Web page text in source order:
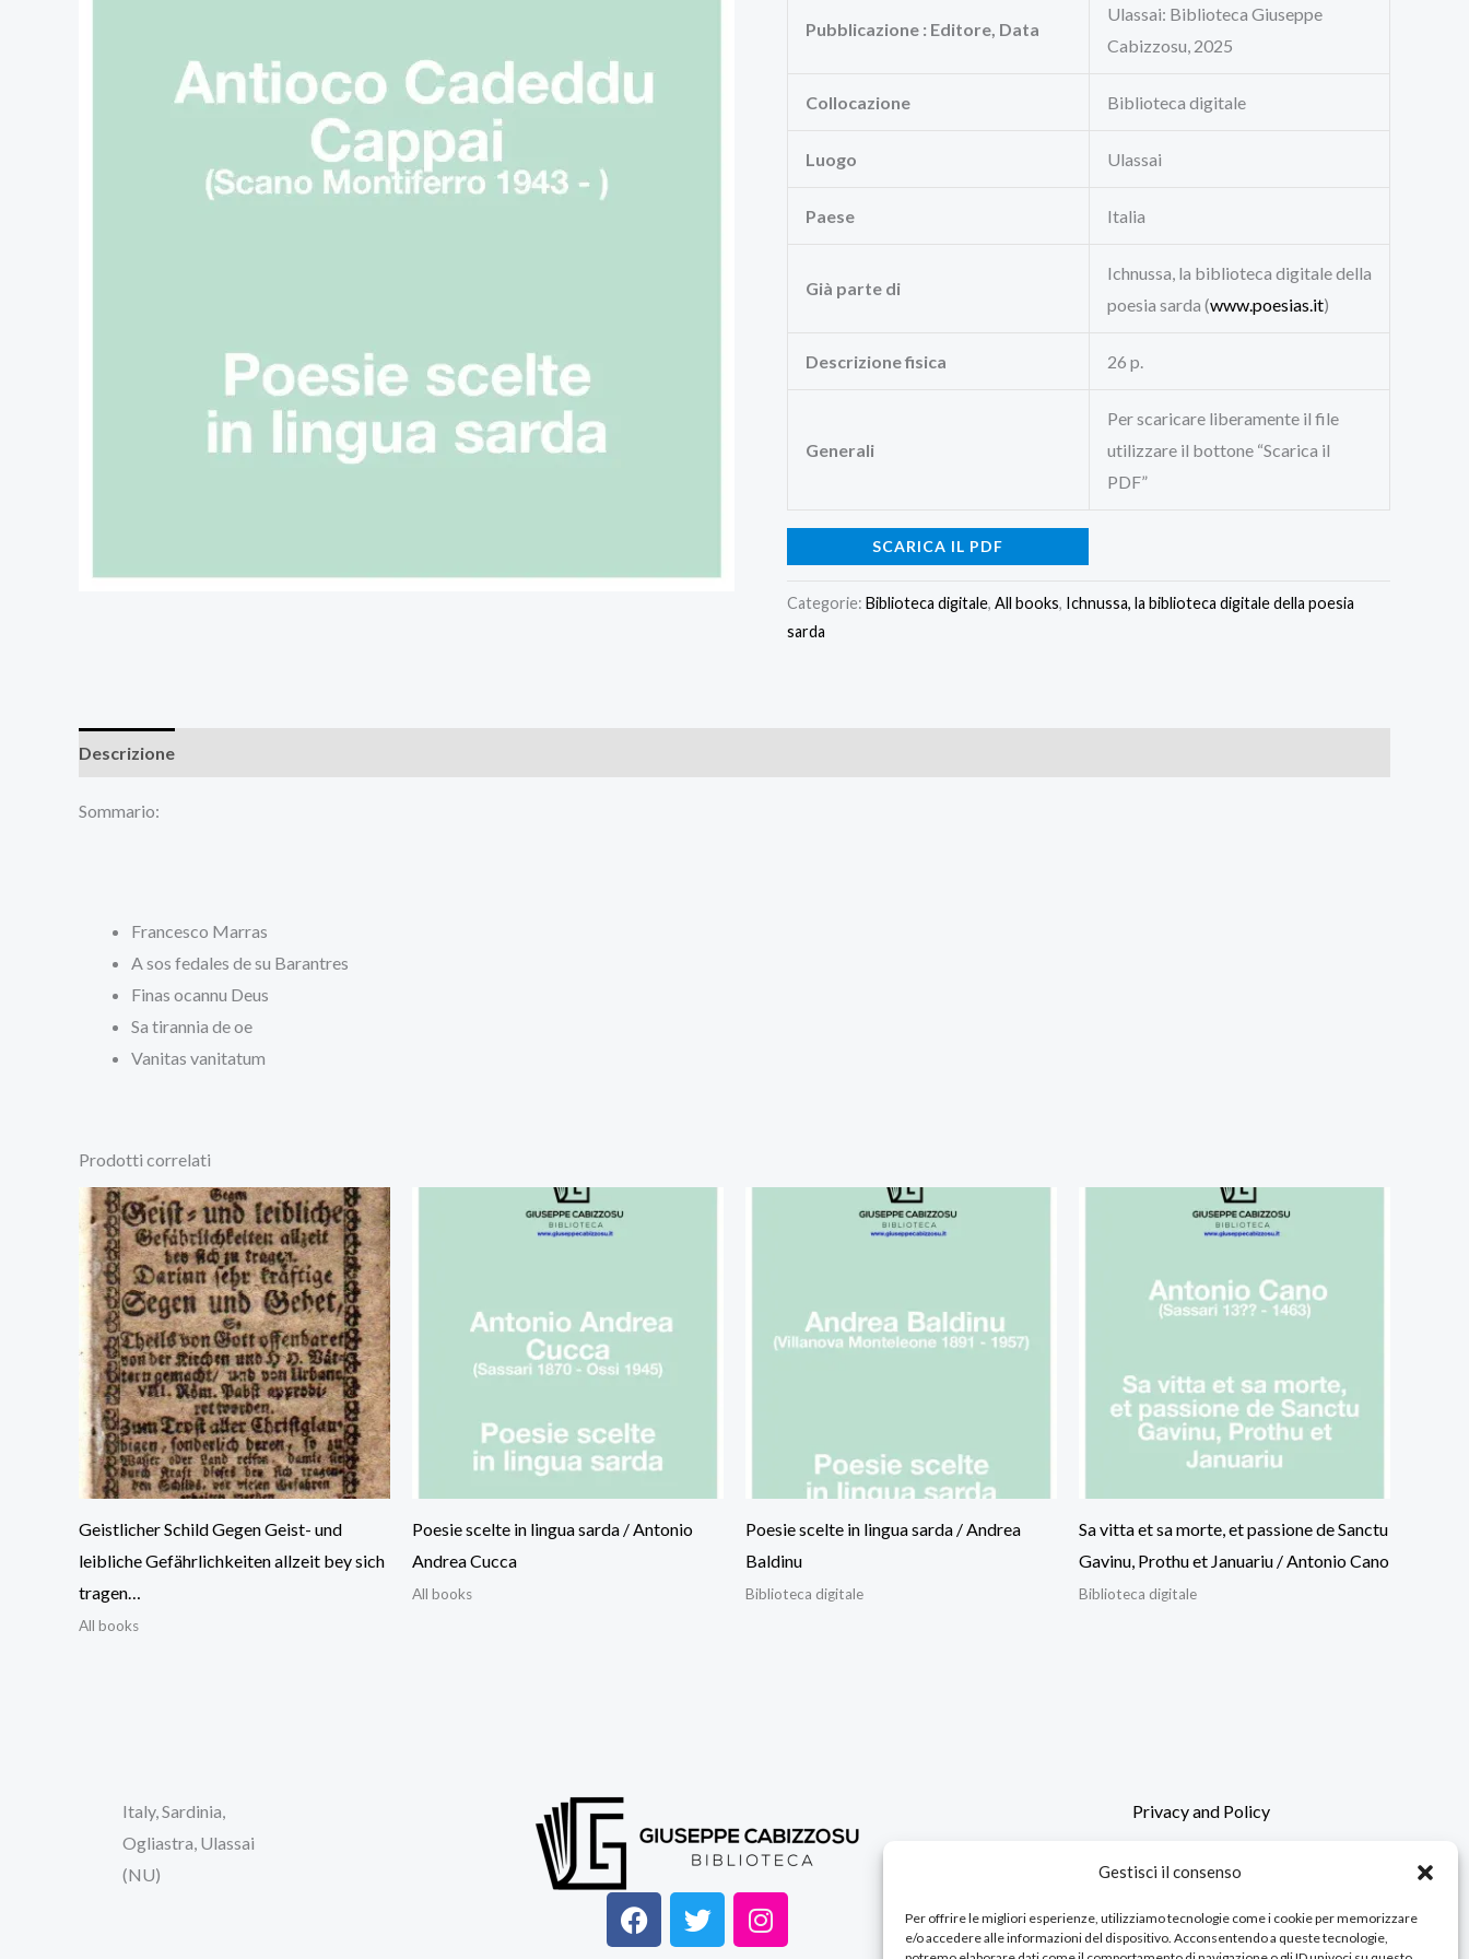
Gestisci il consenso
Per offrire le migliori esperienze, utilizziamo tecnologie come i cookie per memorizzare
e/o accedere alle informazioni del dispositivo. Acconsentendo a queste tecnologie,
Pubblicazione : Editore, Data
Ulassai: Biblioteca Giuseppe
Cabizzosu, 2025
Collocazione Biblioteca digitale
Luogo Ulassai
Paese Italia
Già parte di
Ichnussa, la biblioteca digitale della
poesia sarda (www.poesias.it)
Descrizione fisica 26 p.
Generali
Per scaricare liberamente il file
utilizzare il bottone “Scarica il
PDF”
SCARICA IL PDF
Categorie: Biblioteca digitale, All books, Ichnussa, la biblioteca digitale della poesia
sarda
Descrizione
Sommario:
Francesco Marras
A sos fedales de su Barantres
Finas ocannu Deus
Sa tirannia de oe
Vanitas vanitatum
Prodotti correlati
Geistlicher Schild Gegen Geist- und
leibliche Gefährlichkeiten allzeit bey sich
tragen…
All books
Poesie scelte in lingua sarda / Antonio
Andrea Cucca
All books
Poesie scelte in lingua sarda / Andrea
Baldinu
Biblioteca digitale
Sa vitta et sa morte, et passione de Sanctu
Gavinu, Prothu et Januariu / Antonio Cano
Biblioteca digitale
Italy, Sardinia,
Ogliastra, Ulassai
(NU)
F
a
T
w
I
n
Privacy and Policy